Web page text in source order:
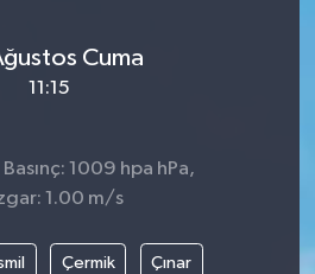
Cuma
11:15
1009 hpa hPa,
1.00 m/s
Çermik Çınar